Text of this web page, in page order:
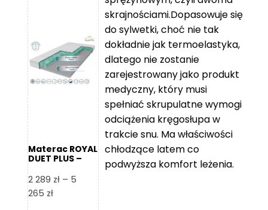
139 zł
do
2
109 zł
2
360 zł
5
365 zł
Materac ROYAL
DUET PLUS –
2 289 zł – 5
265 złZakres
skrajnościami.Dopasowuje się
do sylwetki, choć nie tak
dokładnie jak termoelastyka,
dlatego nie zostanie
zarejestrowany jako produkt
medyczny, który musi
spełniać skrupulatne wymogi
odciążenia kręgosłupa w
trakcie snu. Ma właściwości
chłodzące latem co
podwyższa komfort leżenia.